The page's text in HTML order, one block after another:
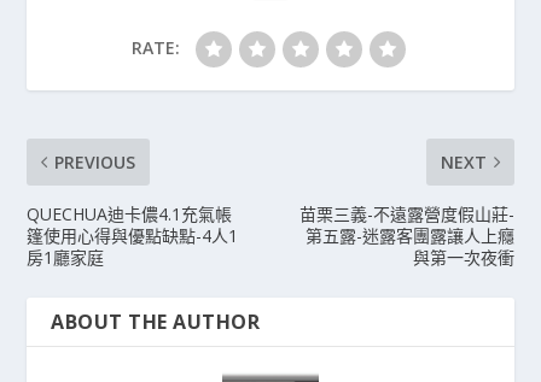
RATE:
PREVIOUS
QUECHUA迪卡儂4.1充氣帳
篷使用心得與優點缺點-4人1
房1廳家庭
NEXT
苗栗三義-不遠露營度假山莊-
第五露-迷露客團露讓人上癮
與第一次夜衝
ABOUT THE AUTHOR